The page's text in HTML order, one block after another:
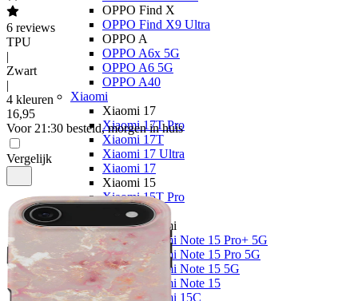
OPPO Find X
OPPO Find X9 Ultra
OPPO A
OPPO A6x 5G
OPPO A6 5G
OPPO A40
Xiaomi
Xiaomi 17
Xiaomi 17T Pro
Xiaomi 17T
Xiaomi 17 Ultra
Xiaomi 17
Xiaomi 15
Xiaomi 15T Pro
Xiaomi 15T
Xiaomi Redmi
Xiaomi Redmi Note 15 Pro+ 5G
Xiaomi Redmi Note 15 Pro 5G
Xiaomi Redmi Note 15 5G
Xiaomi Redmi Note 15
Xiaomi Redmi 15C
6 reviews
TPU
|
Zwart
|
4 kleuren
16,95
Voor 21:30 besteld, morgen in huis
Vergelijk